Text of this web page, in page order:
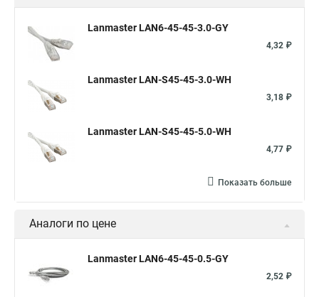
Lanmaster LAN6-45-45-3.0-GY
4,32 ₽
Lanmaster LAN-S45-45-3.0-WH
3,18 ₽
Lanmaster LAN-S45-45-5.0-WH
4,77 ₽
Показать больше
Аналоги по цене
Lanmaster LAN6-45-45-0.5-GY
2,52 ₽